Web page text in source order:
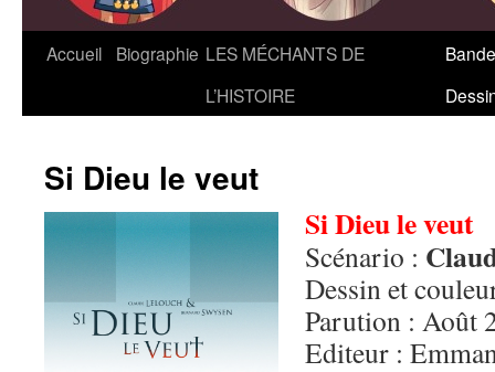
Accueil Biographie LES MÉCHANTS DE
L’HISTOIRE
Si Dieu le veut
Si Dieu le veut
Scénario :
Dessin et
Parution : Août
Editeur :